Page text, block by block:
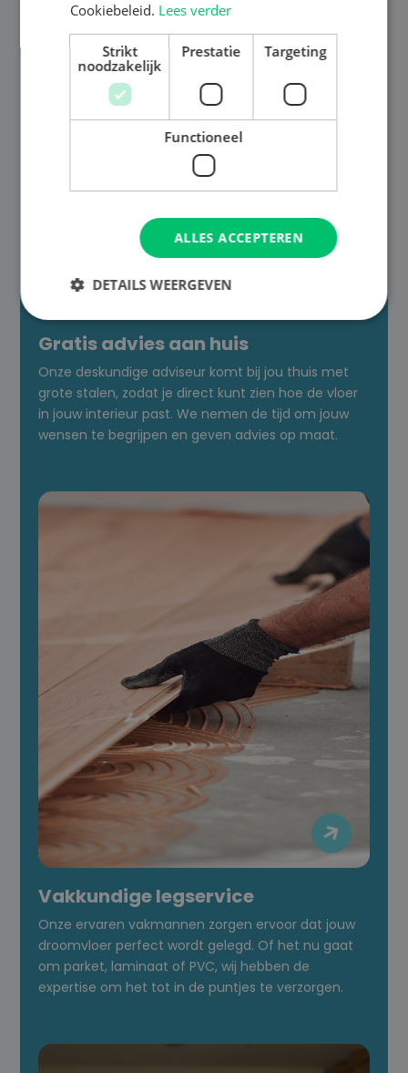
Gratis advies aan huis
Onze deskundige adviseur komt bij jou thuis met
grote stalen, zodat je direct kunt zien hoe de vloer
in jouw interieur past. We nemen de tijd om jouw
wensen te begrijpen en geven advies op maat.

Vakkundige legservice
Onze ervaren vakmannen zorgen ervoor dat jouw
droomvloer perfect wordt gelegd. Of het nu gaat
om parket, laminaat of PVC, wij hebben de
expertise om het tot in de puntjes te verzorgen.
Cookiebeleid. Lees verder
Strikt
noodzakelijk
Prestatie Targeting
Functioneel
ALLES ACCEPTEREN
DETAILS WEERGEVEN